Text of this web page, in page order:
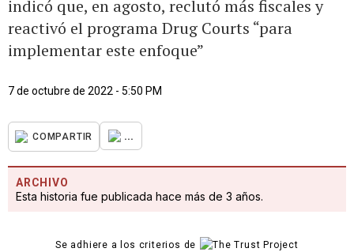
indicó que, en agosto, reclutó más fiscales y
reactivó el programa Drug Courts “para
implementar este enfoque”
7 de octubre de 2022 - 5:50 PM
COMPARTIR ...
ARCHIVO
Esta historia fue publicada hace más de 3 años.
Se adhiere a los criterios de